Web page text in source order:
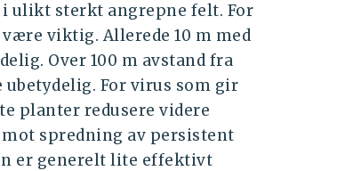
ulikt sterkt angrepne felt. For
viktig. Allerede 10 m med
Over 100 m avstand fra
For virus som gir
planter redusere videre
spredning av persistent
er generelt lite effektivt